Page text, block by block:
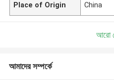
Place of Origin China
আরো
আমাদের সম্পর্কে